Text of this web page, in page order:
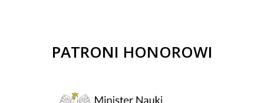
PATRONI HONOROWI